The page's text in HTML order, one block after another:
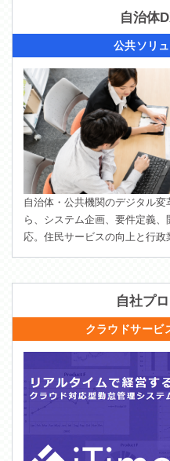
自治体
公共ソリ
自治体・公共機関のデジタル
ら、システム企画、要件定義
応。住民サービスの向上と行政
自社プ
クラウドサービ